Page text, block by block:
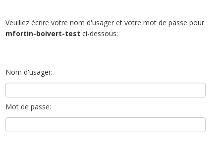
Veuillez écrire votre nom d'usager et votre mot de passe pour
mfortin-boivert-test ci-dessous:
Nom d'usager:
Mot de passe: